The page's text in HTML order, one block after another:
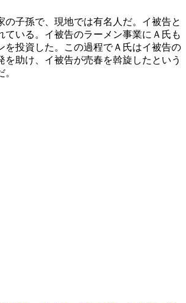
の子孫で、現地では有名人だ。イ被告と
ている。イ被告のラーメン事業にＡ氏も
を投資した。この過程でＡ氏はイ被告の
を助け、イ被告が売春を斡旋したという